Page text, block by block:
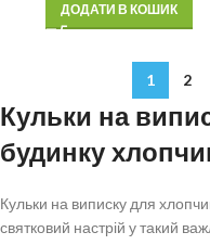
ДОДАТИ В КОШИК
1 2
Кульки на
будинку
Кульки на виписку для
святковий настрій у такий